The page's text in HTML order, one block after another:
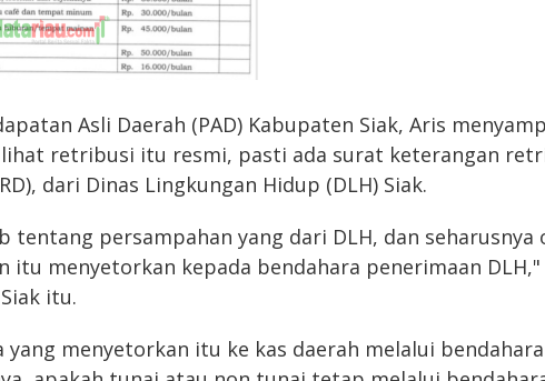
Asli Daerah (PAD) Kabupaten Siak, Aris
lihat retribusi itu resmi, pasti ada surat keterangan
dari Dinas Lingkungan Hidup (DLH) Siak.
tentang persampahan yang dari DLH, dan seharusnya
itu menyetorkan kepada bendahara penerimaan
itu.
yang menyetorkan itu ke kas daerah melalui bendahara